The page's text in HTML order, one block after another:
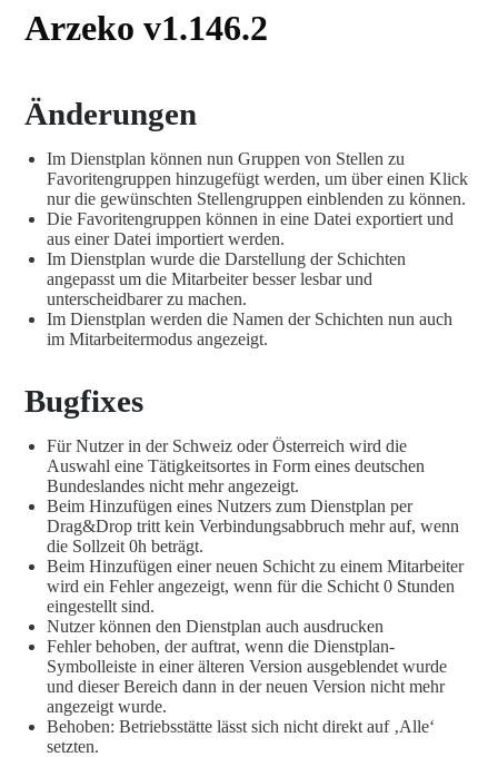
Arzeko v1.146.2
Änderungen
Im Dienstplan können nun Gruppen von Stellen zu
Favoritengruppen hinzugefügt werden, um über einen Klick
nur die gewünschten Stellengruppen einblenden zu können.
Die Favoritengruppen können in eine Datei exportiert und
aus einer Datei importiert werden.
Im Dienstplan wurde die Darstellung der Schichten
angepasst um die Mitarbeiter besser lesbar und
unterscheidbarer zu machen.
Im Dienstplan werden die Namen der Schichten nun auch
im Mitarbeitermodus angezeigt.
Bugfixes
Für Nutzer in der Schweiz oder Österreich wird die
Auswahl eine Tätigkeitsortes in Form eines deutschen
Bundeslandes nicht mehr angezeigt.
Beim Hinzufügen eines Nutzers zum Dienstplan per
Drag&Drop tritt kein Verbindungsabbruch mehr auf, wenn
die Sollzeit 0h beträgt.
Beim Hinzufügen einer neuen Schicht zu einem Mitarbeiter
wird ein Fehler angezeigt, wenn für die Schicht 0 Stunden
eingestellt sind.
Nutzer können den Dienstplan auch ausdrucken
Fehler behoben, der auftrat, wenn die Dienstplan-
Symbolleiste in einer älteren Version ausgeblendet wurde
und dieser Bereich dann in der neuen Version nicht mehr
angezeigt wurde.
Behoben: Betriebsstätte lässt sich nicht direkt auf ‚Alle‘
setzten.